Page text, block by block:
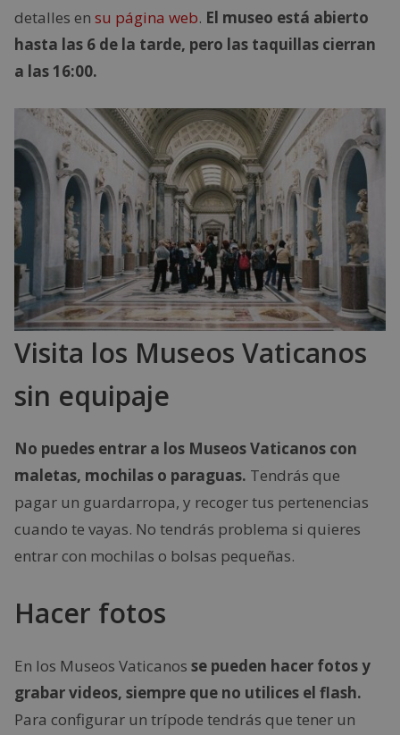
detalles en su página web. El museo está abierto
hasta las 6 de la tarde, pero las taquillas cierran
a las 16:00.
Visita los Museos Vaticanos
sin equipaje
No puedes entrar a los Museos Vaticanos con
maletas, mochilas o paraguas. Tendrás que
pagar un guardarropa, y recoger tus pertenencias
cuando te vayas. No tendrás problema si quieres
entrar con mochilas o bolsas pequeñas.
Hacer fotos
En los Museos Vaticanos se pueden hacer fotos y
grabar videos, siempre que no utilices el flash.
Para configurar un trípode tendrás que tener un